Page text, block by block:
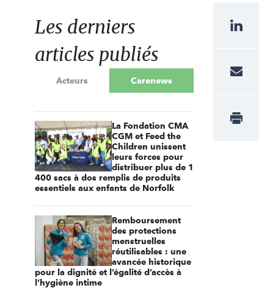
Les derniers
articles publiés
Acteurs Carenews
La Fondation CMA
CGM et Feed the
Children unissent
leurs forces pour
distribuer plus de 1
400 sacs à dos remplis de produits
essentiels aux enfants de Norfolk
Remboursement
des protections
menstruelles
réutilisables : une
avancée historique
pour la dignité et l’égalité d’accès à
l’hygiène intime